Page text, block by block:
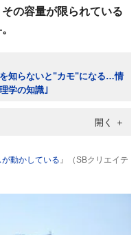
の容量が限られている
を知らないと"カモ"になる…情
学の知識｣
動かしている 』（SBクリエイテ